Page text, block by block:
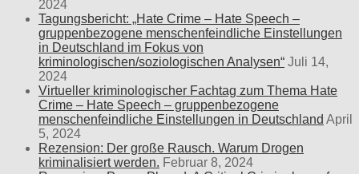
2024
Tagungsbericht: „Hate Crime – Hate Speech –
gruppenbezogene menschenfeindliche Einstellungen
in Deutschland im Fokus von
kriminologischen/soziologischen Analysen“ Juli 14,
2024
Virtueller kriminologischer Fachtag zum Thema Hate
Crime – Hate Speech – gruppenbezogene
menschenfeindliche Einstellungen in Deutschland April
5, 2024
Rezension: Der große Rausch. Warum Drogen
kriminalisiert werden. Februar 8, 2024